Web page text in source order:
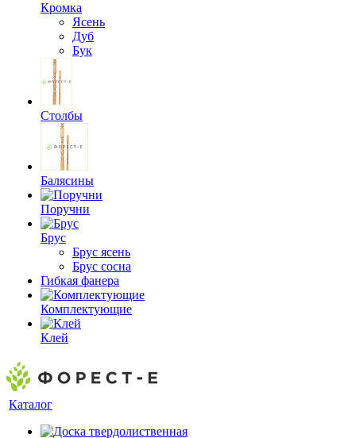
Кромка
Ясень
Дуб
Бук
Столбы
Балясины
Поручни
Брус
Брус ясень
Брус сосна
Гибкая фанера
Комплектующие
Клей
Каталог